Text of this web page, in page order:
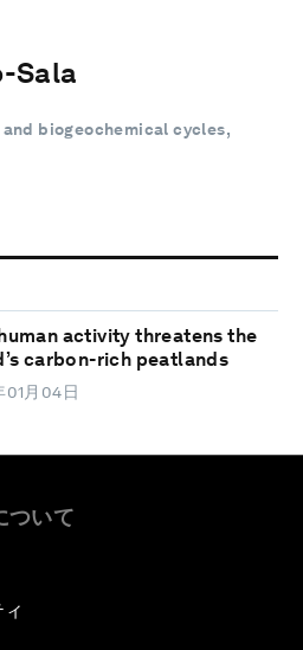
Sala
biogeochemical cycles,
activity threatens the
carbon-rich peatlands
01月04日
ついて